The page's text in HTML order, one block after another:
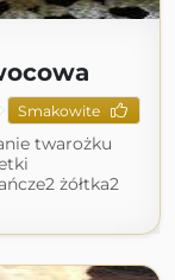
Smakowite
twarożku
żółtka2